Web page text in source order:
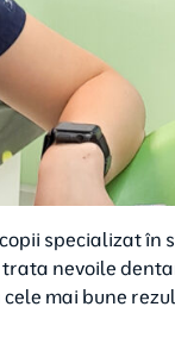
specializat
nevoile
mai bune